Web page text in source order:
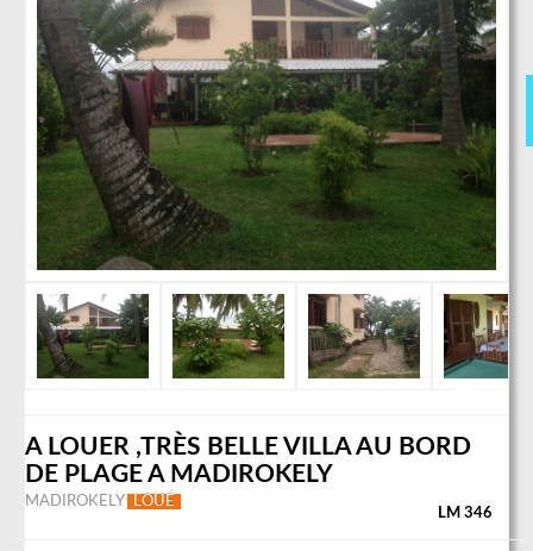
A LOUER ,TRÈS BELLE VILLA AU BORD
DE PLAGE A MADIROKELY
MADIROKELY LOUÉ
LM 346